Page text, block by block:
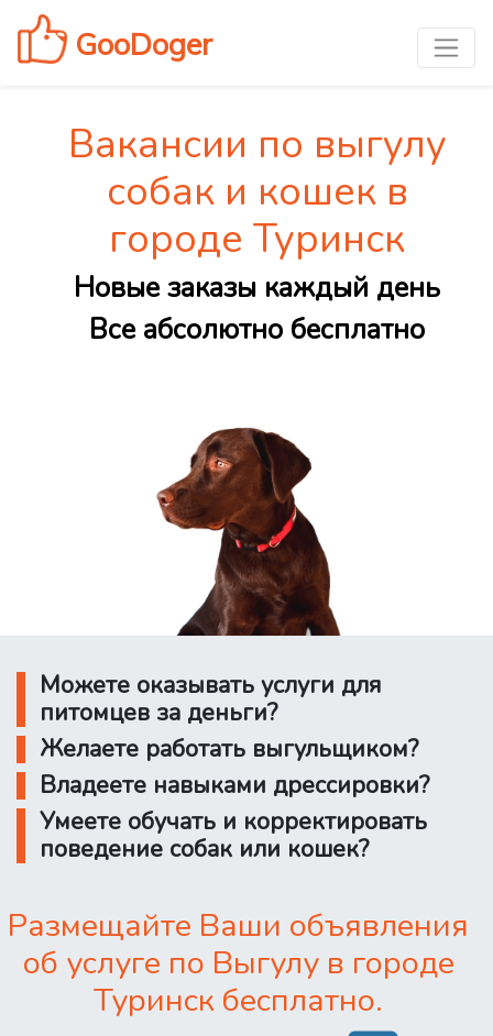
GooDoger
Вакансии по выгулу
собак и кошек в
городе Туринск
Новые заказы каждый день
Все абсолютно бесплатно
Можете оказывать услуги для
питомцев за деньги?
Желаете работать выгульщиком?
Владеете навыками дрессировки?
Умеете обучать и корректировать
поведение собак или кошек?
Размещайте Ваши объявления
об услуге по Выгулу в городе
Туринск бесплатно.